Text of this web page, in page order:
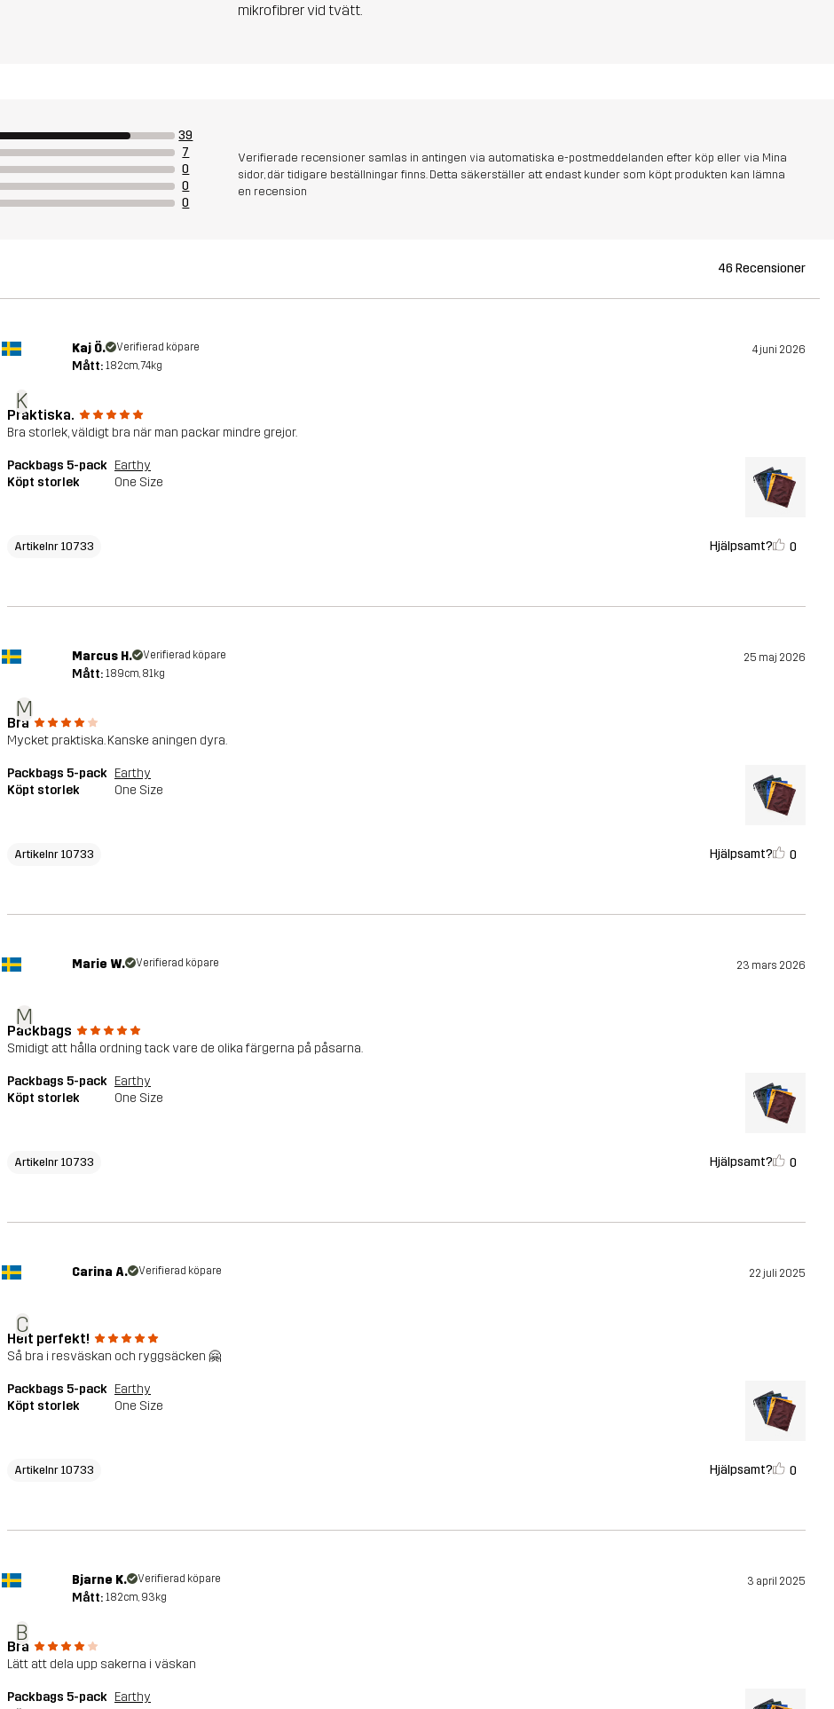
mikrofibrer vid tvätt.
39
7
0
0
0
Verifierade recensioner samlas in antingen via automatiska e-postmeddelanden efter köp eller via Mina
sidor, där tidigare beställningar finns. Detta säkerställer att endast kunder som köpt produkten kan lämna
en recension
46 Recensioner
K
Kaj Ö. Verifierad köpare 4 juni 2026
Mått: 182cm, 74kg
Praktiska.
Bra storlek, väldigt bra när man packar mindre grejor.
Packbags 5-pack Earthy
Köpt storlek
One Size
Artikelnr 10733 Hjälpsamt? 0
M
Marcus H. Verifierad köpare 25 maj 2026
Mått: 189cm, 81kg
Bra
Mycket praktiska. Kanske aningen dyra.
Packbags 5-pack Earthy
Köpt storlek
One Size
Artikelnr 10733 Hjälpsamt? 0
M
Marie W. Verifierad köpare 23 mars 2026
Packbags
Smidigt att hålla ordning tack vare de olika färgerna på påsarna.
Packbags 5-pack Earthy
Köpt storlek
One Size
Artikelnr 10733 Hjälpsamt? 0
C
Carina A. Verifierad köpare 22 juli 2025
Helt perfekt!
Så bra i resväskan och ryggsäcken 🤗
Packbags 5-pack Earthy
Köpt storlek
One Size
Artikelnr 10733 Hjälpsamt? 0
B
Bjarne K. Verifierad köpare 3 april 2025
Mått: 182cm, 93kg
Bra
Lätt att dela upp sakerna i väskan
Packbags 5-pack Earthy